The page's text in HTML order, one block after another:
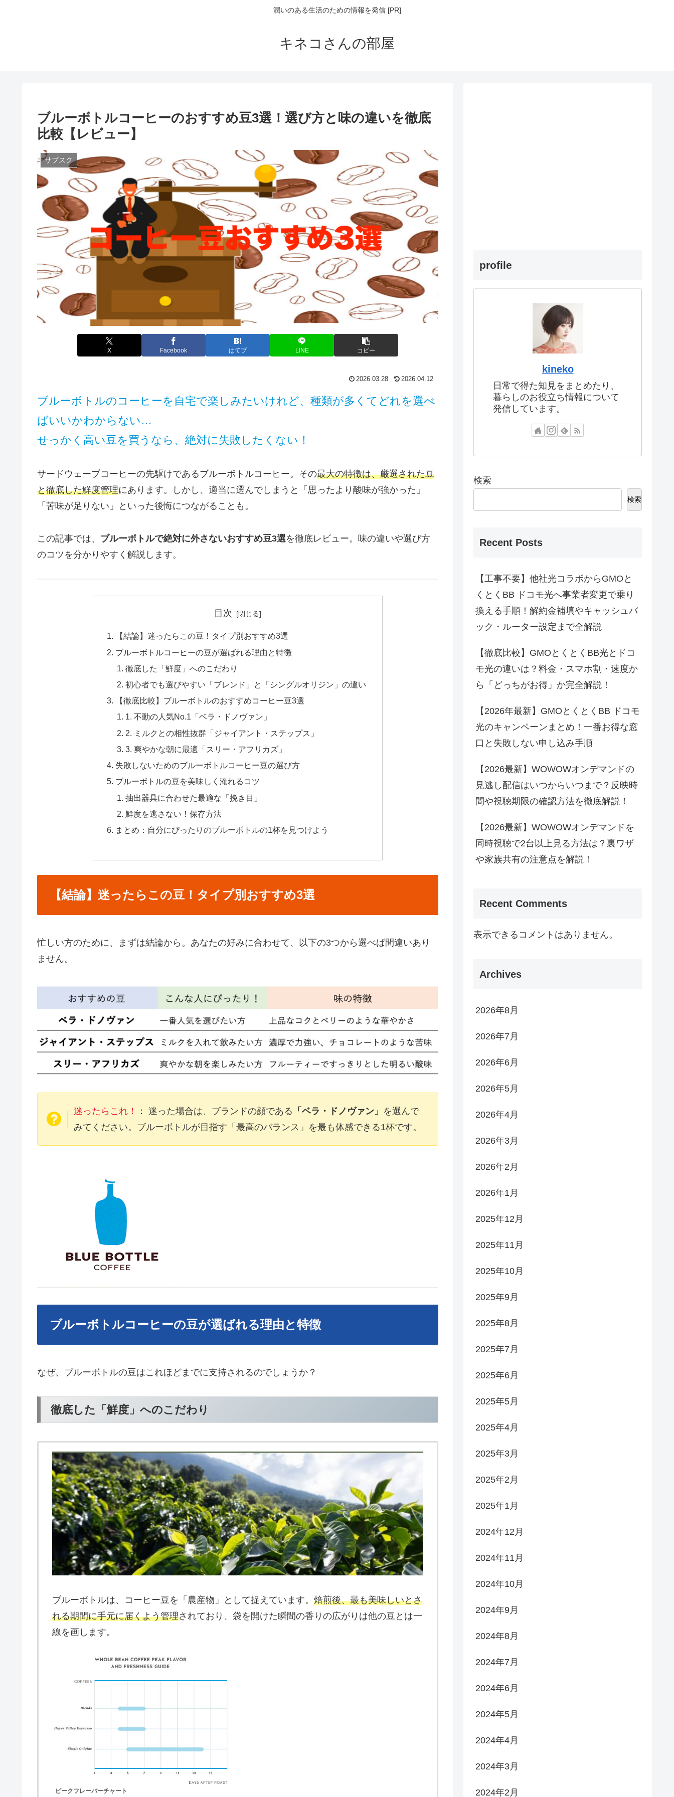
潤いのある生活のための情報を発信 [PR]
キネコさんの部屋
ブルーボトルコーヒーのおすすめ豆3選！選び方と味の違いを徹底
比較【レビュー】
サブスク
X Facebook はてブ LINE コピー
2026.03.28 2026.04.12
ブルーボトルのコーヒーを自宅で楽しみたいけれど、種類が多くてどれを選べ
ばいいかわからない…
せっかく高い豆を買うなら、絶対に失敗したくない！
サードウェーブコーヒーの先駆けであるブルーボトルコーヒー。その最大の特徴は、厳選された豆
と徹底した鮮度管理にあります。しかし、適当に選んでしまうと「思ったより酸味が強かった」
「苦味が足りない」といった後悔につながることも。
この記事では、 ブルーボトルで絶対に外さないおすすめ豆3選を徹底レビュー。味の違いや選び方
のコツを分かりやすく解説します。
目次
【結論】迷ったらこの豆！タイプ別おすすめ3選
ブルーボトルコーヒーの豆が選ばれる理由と特徴
徹底した「鮮度」へのこだわり
初心者でも選びやすい「ブレンド」と「シングルオリジン」の違い
【徹底比較】ブルーボトルのおすすめコーヒー豆3選
1. 不動の人気No.1「ベラ・ドノヴァン」
2. ミルクとの相性抜群「ジャイアント・ステップス」
3. 爽やかな朝に最適「スリー・アフリカズ」
失敗しないためのブルーボトルコーヒー豆の選び方
ブルーボトルの豆を美味しく淹れるコツ
抽出器具に合わせた最適な「挽き目」
鮮度を逃さない！保存方法
まとめ：自分にぴったりのブルーボトルの1杯を見つけよう
【結論】迷ったらこの豆！タイプ別おすすめ3選
忙しい方のために、まずは結論から。あなたの好みに合わせて、以下の3つから選べば間違いあり
ません。
迷ったらこれ！ ： 迷った場合は、ブランドの顔である 「ベラ・ドノヴァン」 を選んで
みてください。ブルーボトルが目指す「最高のバランス」を最も体感できる1杯です。
ブルーボトルコーヒーの豆が選ばれる理由と特徴
なぜ、ブルーボトルの豆はこれほどまでに支持されるのでしょうか？
徹底した「鮮度」へのこだわり
ブルーボトルは、コーヒー豆を「農産物」として捉えています。 焙煎後、最も美味しいとさ
れる期間に手元に届くよう管理されており、袋を開けた瞬間の香りの広がりは他の豆とは一
線を画します。
ピークフレーバーチャート
profile
kineko
日常で得た知見をまとめたり、
暮らしのお役立ち情報について
発信しています。
検索
検索
Recent Posts
【工事不要】他社光コラボからGMOと
くとくBB ドコモ光へ事業者変更で乗り
換える手順！解約金補填やキャッシュバ
ック・ルーター設定まで全解説
【徹底比較】GMOとくとくBB光とドコ
モ光の違いは？料金・スマホ割・速度か
ら「どっちがお得」か完全解説！
【2026年最新】GMOとくとくBB ドコモ
光のキャンペーンまとめ！一番お得な窓
口と失敗しない申し込み手順
【2026最新】WOWOWオンデマンドの
見逃し配信はいつからいつまで？反映時
間や視聴期限の確認方法を徹底解説！
【2026最新】WOWOWオンデマンドを
同時視聴で2台以上見る方法は？裏ワザ
や家族共有の注意点を解説！
Recent Comments
表示できるコメントはありません。
Archives
2026年8月
2026年7月
2026年6月
2026年5月
2026年4月
2026年3月
2026年2月
2026年1月
2025年12月
2025年11月
2025年10月
2025年9月
2025年8月
2025年7月
2025年6月
2025年5月
2025年4月
2025年3月
2025年2月
2025年1月
2024年12月
2024年11月
2024年10月
2024年9月
2024年8月
2024年7月
2024年6月
2024年5月
2024年4月
2024年3月
2024年2月